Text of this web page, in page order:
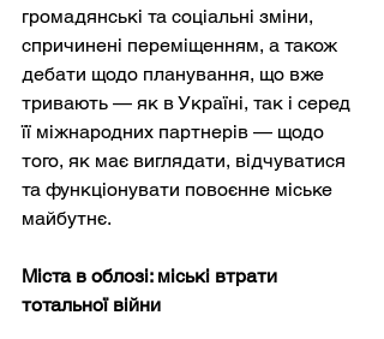
громадянські та соціальні зміни,
спричинені переміщенням, а також
дебати щодо планування, що вже
тривають — як в Україні, так і серед
її міжнародних партнерів — щодо
того, як має виглядати, відчуватися
та функціонувати повоєнне міське
майбутнє.
Міста в облозі: міські втрати
тотальної війни